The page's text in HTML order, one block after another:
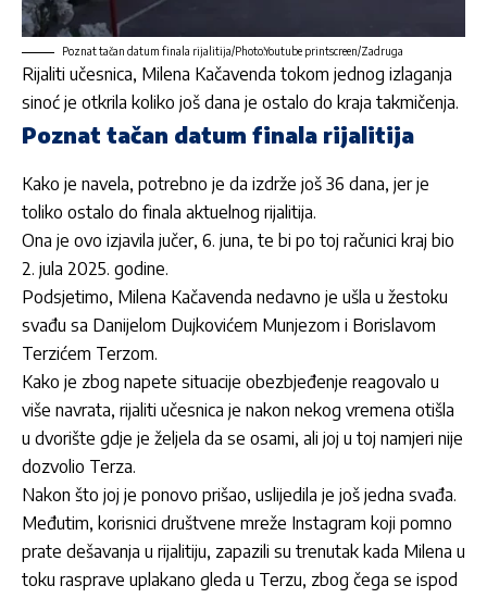
Poznat tačan datum finala rijalitija/Photo:Youtube printscreen/Zadruga
Rijaliti učesnica, Milena Kačavenda tokom jednog izlaganja
sinoć je otkrila koliko još dana je ostalo do kraja takmičenja.
Poznat tačan datum finala rijalitija
Kako je navela, potrebno je da izdrže još 36 dana, jer je
toliko ostalo do finala aktuelnog rijalitija.
Ona je ovo izjavila jučer, 6. juna, te bi po toj računici kraj bio
2. jula 2025. godine.
Podsjetimo, Milena Kačavenda nedavno je ušla u žestoku
svađu sa Danijelom Dujkovićem Munjezom i Borislavom
Terzićem Terzom.
Kako je zbog napete situacije obezbjeđenje reagovalo u
više navrata, rijaliti učesnica je nakon nekog vremena otišla
u dvorište gdje je željela da se osami, ali joj u toj namjeri nije
dozvolio Terza.
Nakon što joj je ponovo prišao, uslijedila je još jedna svađa.
Međutim, korisnici društvene mreže Instagram koji pomno
prate dešavanja u rijalitiju, zapazili su trenutak kada Milena u
toku rasprave uplakano gleda u Terzu, zbog čega se ispod